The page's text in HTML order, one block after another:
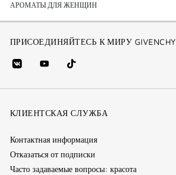
АРОМАТЫ ДЛЯ ЖЕНЩИН
ПРИСОЕДИНЯЙТЕСЬ К МИРУ GIVENCHY
vk
(new
youtube
(новое
Tik
Tok
окно)
КЛИЕНТСКАЯ СЛУЖБА
Контактная информация
Отказаться от подписки
Часто задаваемые вопросы: красота